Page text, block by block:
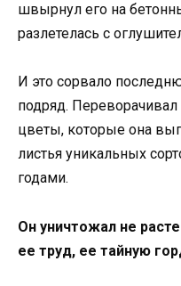
швырнул его на
разлетелась с
И это сорвало
подряд. Переворачивал
цветы, которые она
листья уникальных
годами.
Он уничтожал не
ее труд, ее тайную